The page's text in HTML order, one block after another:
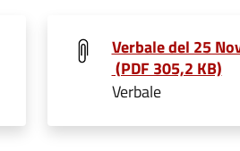
Verbale del 25
(PDF 305,2 KB)
Verbale